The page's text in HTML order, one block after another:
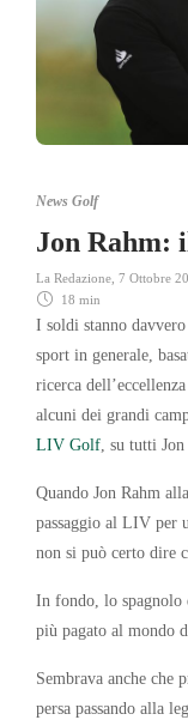
News Golf
Jon Rahm:
La Redazione 7 Ottobre
18 min
I soldi stanno davvero
sport in generale,
ricerca
alcuni dei grandi
LIV Golf , su tutti Jon
Quando Jon Rahm
passaggio al LIV per
non si può certo dire
In fondo, lo spagnolo
più pagato al mondo
Sembrava anche che
persa passando alla